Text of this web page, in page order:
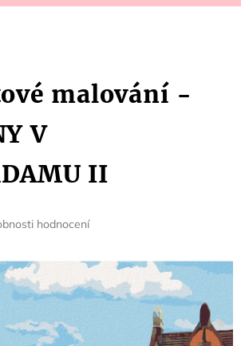
malování -
V
II
hodnocení